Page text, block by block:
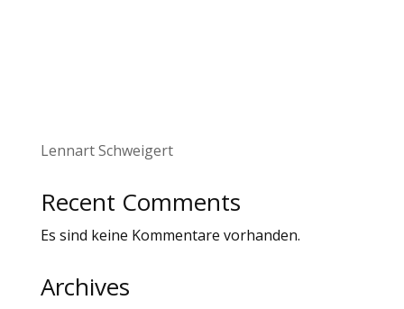
Lennart Schweigert
Recent Comments
Es sind keine Kommentare vorhanden.
Archives